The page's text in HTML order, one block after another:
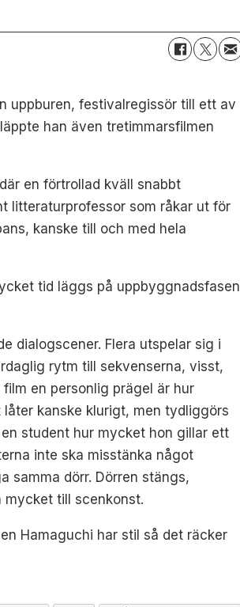
uppburen, festivalregissör till ett av
han även tretimmarsfilmen
en förtrollad kväll snabbt
litteraturprofessor som råkar ut för
kanske till och med hela
tid läggs på uppbyggnadsfasen
dialogscener. Flera utspelar sig i
rytm till sekvenserna, visst,
en personlig prägel är hur
kanske klurigt, men tydliggörs
student hur mycket hon gillar ett
inte ska misstänka något
samma dörr. Dörren stängs,
mycket till scenkonst.
Hamaguchi har stil så det räcker